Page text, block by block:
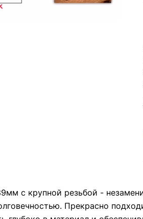
с крупной резьбой -
Прекрасно